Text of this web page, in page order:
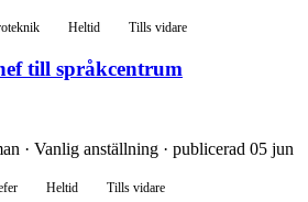
Heltid Tills vidare
till språkcentrum
· Vanlig anställning · publicerad 05 jun
Heltid Tills vidare